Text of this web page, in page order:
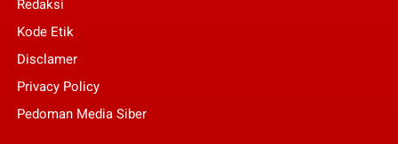
Redaksi
Kode Etik
Disclamer
Privacy Policy
Pedoman Media Siber